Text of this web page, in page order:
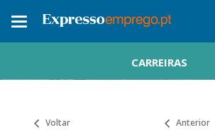
Toggle
CARREIRAS
Voltar Anterior